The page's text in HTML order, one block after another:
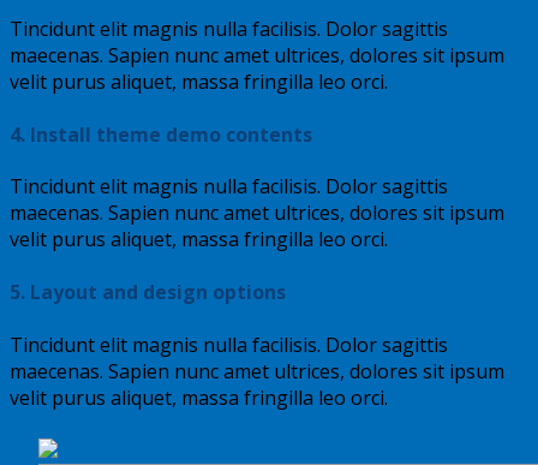
Tincidunt elit magnis nulla facilisis. Dolor sagittis
maecenas. Sapien nunc amet ultrices, dolores sit ipsum
velit purus aliquet, massa fringilla leo orci.
4. Install theme demo contents
Tincidunt elit magnis nulla facilisis. Dolor sagittis
maecenas. Sapien nunc amet ultrices, dolores sit ipsum
velit purus aliquet, massa fringilla leo orci.
5. Layout and design options
Tincidunt elit magnis nulla facilisis. Dolor sagittis
maecenas. Sapien nunc amet ultrices, dolores sit ipsum
velit purus aliquet, massa fringilla leo orci.